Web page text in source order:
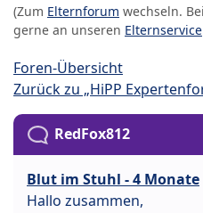
(Zum Elternforum wechseln.
gerne an unseren Elternservice
Foren-Übersicht
Zurück zu „HiPP
RedFox812
Blut im Stuhl - 4 Monate
Hallo zusammen,